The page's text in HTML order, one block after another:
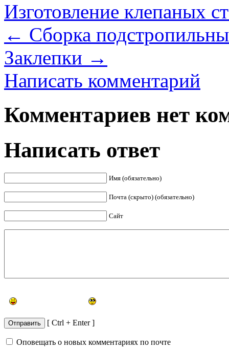
Изготовление клепаных
← Сборка
Заклепки →
Написать комментарий
Комментариев нет
Написать ответ
Имя (обязательно)
Почта (скрыто) (обязательно)
Сайт
[ Ctrl + Enter ]
Оповещать о новых комментариях по почте